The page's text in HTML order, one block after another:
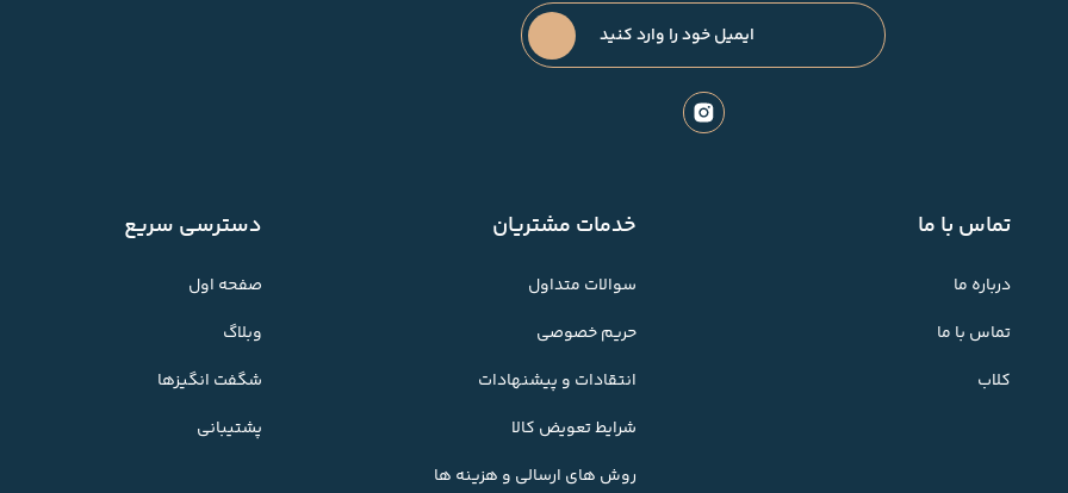
تماس با ما
درباره ما
تماس با ما
کلاب
خدمات مشتریان
سوالات متداول
حریم خصوصی
انتقادات و پیشنهادات
شرایط تعویض کالا
روش های ارسالی و هزینه ها
دسترسی سریع
صفحه اول
وبلاگ
شگفت انگیزها
پشتیبانی